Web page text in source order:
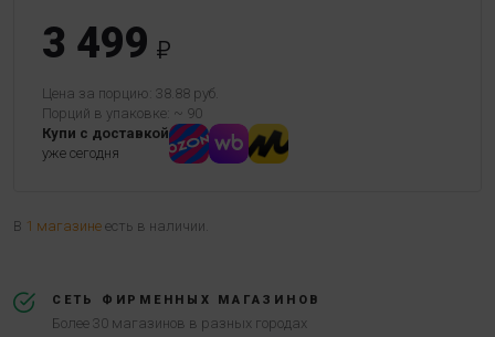
3 499
Цена за порцию: 38.88 руб.
Порций в упаковке: ~ 90
Купи с доставкой
уже сегодня
В 1 магазине есть в наличии.
СЕТЬ ФИРМЕННЫХ МАГАЗИНОВ
Более 30 магазинов в разных городах